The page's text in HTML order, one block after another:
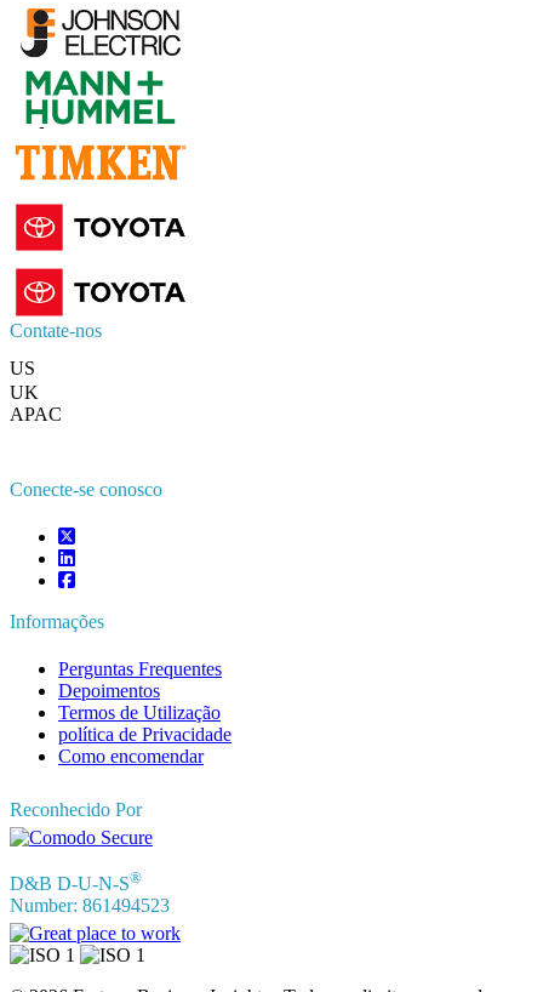
Contate-nos
US
UK
APAC
Conecte-se conosco
Informações
Perguntas Frequentes
Depoimentos
Termos de Utilização
política de Privacidade
Como encomendar
Reconhecido Por
D&B D-U-N-S®
Number: 861494523